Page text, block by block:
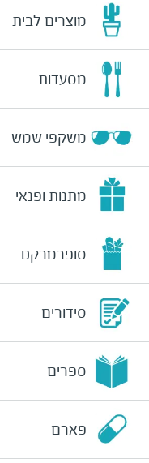
מוצרים לבית
מסעדות
משקפי שמש
מתנות ופנאי
סופרמרקט
סידורים
ספרים
פארם